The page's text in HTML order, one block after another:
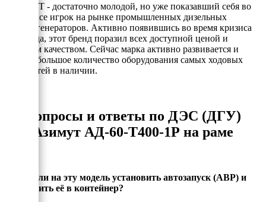
АЗИМУТ - достаточно молодой, но уже показавший себя во
всей красе игрок на рынке промышленных дизельных
электрогенераторов. Активно появившись во время кризиса
2008 года, этот бренд поразил всех доступной ценой и
хорошим качеством. Сейчас марка активно развивается и
держит большое количество оборудования самых ходовых
мощностей в наличии.
Вопросы и ответы по ДЭС (ДГУ)
Азимут АД-60-Т400-1Р на раме
Можно ли на эту модель установить автозапуск (АВР) и
установить её в контейнер?